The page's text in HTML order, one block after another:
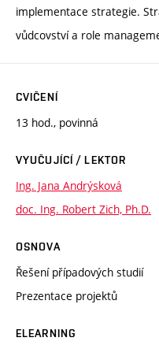
implementace strategie.
vůdcovství a role
CVIČENÍ
13 hod., povinná
VYUČUJÍCÍ / LEKTOR
Ing. Jana Andrýsková
doc. Ing. Robert Zich, Ph.D.
OSNOVA
Řešení případových studií
Prezentace projektů
ELEARNING